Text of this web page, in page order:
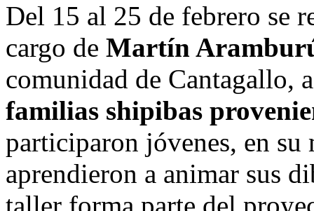
Del 15 al 25 de febrero se
cargo de Martín
comunidad de Cantagallo,
familias shipibas
participaron jóvenes, en su
aprendieron a animar sus